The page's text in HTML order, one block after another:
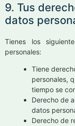
9. Tus
datos
Tienes los
personales:
Tiene
personales,
tiempo se
Derecho de
datos
Derecho de